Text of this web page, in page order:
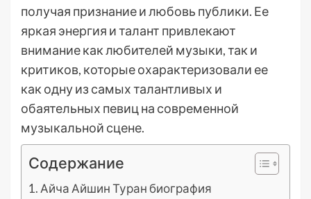
получая признание и любовь публики. Ее
яркая энергия и талант привлекают
внимание как любителей музыки, так и
критиков, которые охарактеризовали ее
как одну из самых талантливых и
обаятельных певиц на современной
музыкальной сцене.
Содержание
Айча Айшин Туран биография